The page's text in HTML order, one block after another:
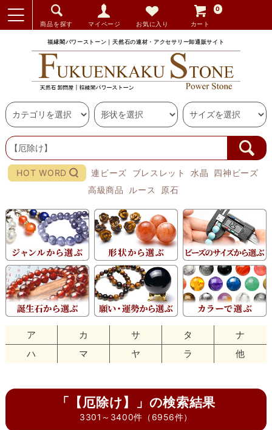
商品を探す マイページ お気に入り カート
0
福縁閣パワーストーン｜天然石の連材・アクセサリー卸通販サイト
HOT WORD 連ビーズ ブレスレット 水晶
四神ビーズ
高級商品
ルース 原石
ア カ サ タ
ナ
ハ
マ ヤ ラ 他
「【厄除け】」の検索結果
3301～3400件（6956件）